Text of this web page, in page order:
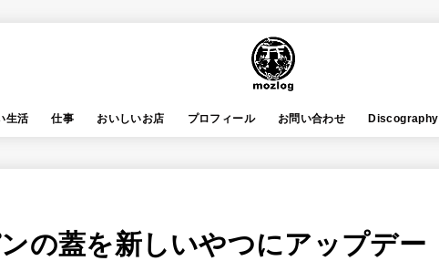
生活 仕事 おいしいお店 プロフィール お問い合わせ Discography
の蓋を新しいやつにアップデー